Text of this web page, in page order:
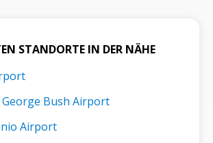
STANDORTE IN DER NÄHE
Bush Airport
Airport